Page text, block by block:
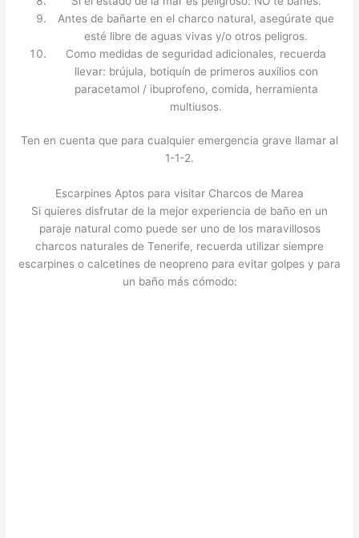
Antes de bañarte en el charco natural, asegúrate que
esté libre de aguas vivas y/o otros peligros.
Como medidas de seguridad adicionales, recuerda
llevar: brújula, botiquín de primeros auxilios con
paracetamol / ibuprofeno, comida, herramienta
multiusos.
Ten en cuenta que para cualquier emergencia grave llamar al
1-1-2.
Escarpines Aptos para visitar Charcos de Marea
Si quieres disfrutar de la mejor experiencia de baño en un
paraje natural como puede ser uno de los maravillosos
charcos naturales de Tenerife, recuerda utilizar siempre
escarpines o calcetines de neopreno para evitar golpes y para
un baño más cómodo: